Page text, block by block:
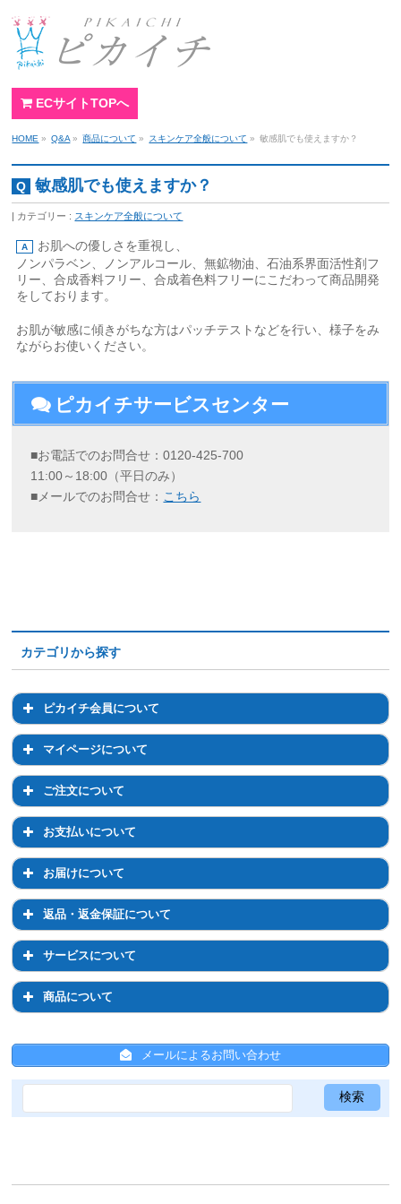
ECサイトTOPへ
HOME » Q&A » 商品について » スキンケア全般について » 敏感肌でも使えますか？
敏感肌でも使えますか？
カテゴリー : スキンケア全般について
お肌への優しさを重視し、
ノンパラベン、ノンアルコール、無鉱物油、石油系界面活性剤フ
リー、合成香料フリー、合成着色料フリーにこだわって商品開発
をしております。
お肌が敏感に傾きがちな方はパッチテストなどを行い、様子をみ
ながらお使いください。
ピカイチサービスセンター
■お電話でのお問合せ：0120-425-700
11:00～18:00（平日のみ）
■メールでのお問合せ： こちら
カテゴリから探す
ピカイチ会員について
ピカイチ会員について
会員登録について
退会について
マイページについて
マイページについて
マイページでのお手続き
ログイン・パスワードについて
登録情報の変更
ご注文について
ご注文について
注文前のご相談について
通常購入について
定期コースについて
配送について
ひと箱割について
ひかりちゃんシールについて
お支払いについて
お支払いについて
お支払い方法について
お支払い方法の変更について
お届けについて
お届けについて
お届け先の変更について
お届け日時・周期の変更
返品・返金保証について
返品・返金保証について
返品について
サービスについて
サービスについて
ひと箱割について
商品について
スキンケア全般について
メールによるお問い合わせ